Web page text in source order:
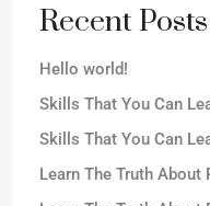
Recent Posts
Hello world!
Skills That You Can
Skills That You Can
Learn The Truth About